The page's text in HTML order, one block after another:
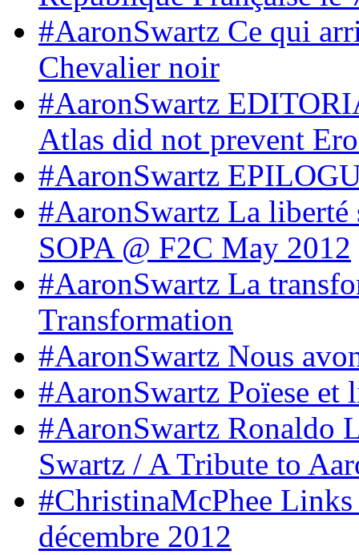
#AaronSwartz Ce qui
Chevalier noir
#AaronSwartz
Atlas did not prevent
#AaronSwartz
#AaronSwartz La liberté
SOPA @ F2C May 2012
#AaronSwartz La
Transformation
#AaronSwartz Nous
#AaronSwartz Poïese et
#AaronSwartz Ronaldo
Swartz / A Tribute to
#ChristinaMcPhee
décembre 2012